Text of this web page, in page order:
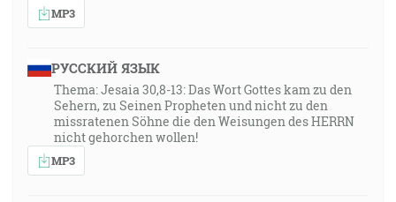
MP3
РУССКИЙ ЯЗЫК
Thema: Jesaia 30,8-13: Das Wort Gottes kam zu den
Sehern, zu Seinen Propheten und nicht zu den
missratenen Söhne die den Weisungen des HERRN
nicht gehorchen wollen!
MP3